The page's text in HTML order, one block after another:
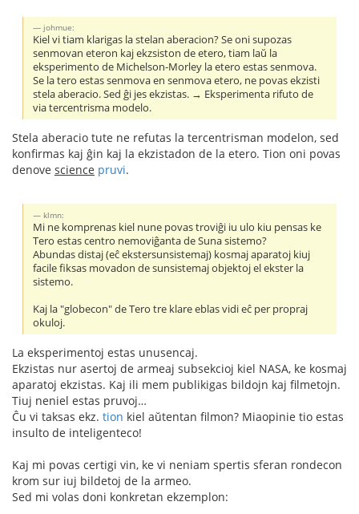
johmue:
Kiel vi tiam klarigas la stelan aberacion? Se oni supozas
senmovan eteron kaj ekzsiston de etero, tiam laŭ la
eksperimento de Michelson-Morley la etero estas senmova.
Se la tero estas senmova en senmova etero, ne povas ekzisti
stela aberacio. Sed ĝi jes ekzistas. → Eksperimenta rifuto de
via tercentrisma modelo.
Stela aberacio tute ne refutas la tercentrisman modelon, sed
konfirmas kaj ĝin kaj la ekzistadon de la etero. Tion oni povas
denove science pruvi.
klmn:
Mi ne komprenas kiel nune povas troviĝi iu ulo kiu pensas ke
Tero estas centro nemoviĝanta de Suna sistemo?
Abundas distaj (eĉ ekstersunsistemaj) kosmaj aparatoj kiuj
facile fiksas movadon de sunsistemaj objektoj el ekster la
sistemo.
Kaj la "globecon" de Tero tre klare eblas vidi eĉ per propraj
okuloj.
La eksperimentoj estas unusencaj.
Ekzistas nur asertoj de armeaj subsekcioj kiel NASA, ke kosmaj
aparatoj ekzistas. Kaj ili mem publikigas bildojn kaj filmetojn.
Tiuj neniel estas pruvoj…
Ĉu vi taksas ekz. tion kiel aŭtentan filmon? Miaopinie tio estas
insulto de inteligenteco!
Kaj mi povas certigi vin, ke vi neniam spertis sferan rondecon
krom sur iuj bildetoj de la armeo.
Sed mi volas doni konkretan ekzemplon: